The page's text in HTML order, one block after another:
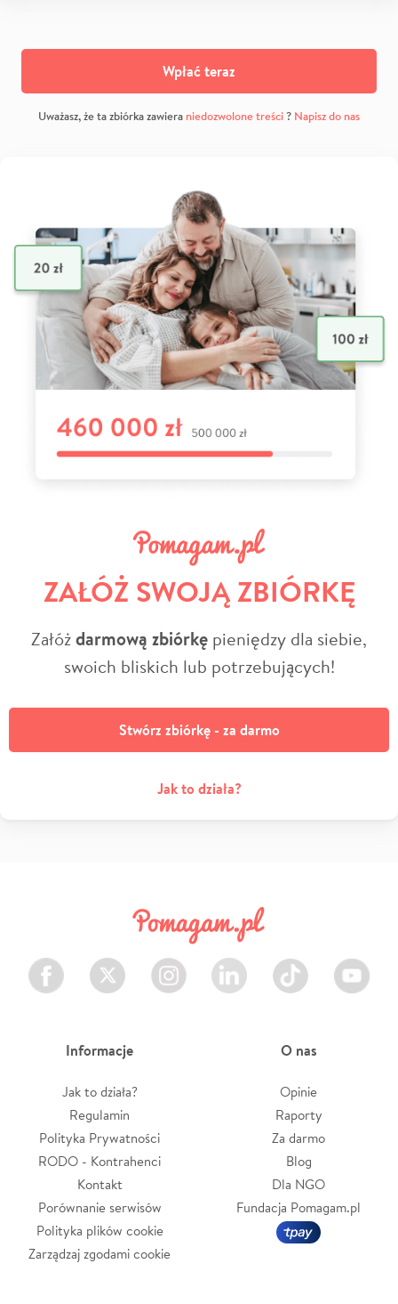
Wpłać teraz
Uważasz, że ta zbiórka zawiera niedozwolone treści? Napisz do nas
ZAŁÓŻ SWOJĄ ZBIÓRKĘ
Załóżdarmową zbiórkę pieniędzy dla siebie,
swoich bliskich lub potrzebujących!
Stwórz zbiórkę - za darmo
Jak to działa?
Facebook Twitter Instagram LinkedIn TikTok Youtube
Informacje
Jak to działa?
Regulamin
Polityka Prywatności
RODO - Kontrahenci
Kontakt
Porównanie serwisów
Polityka plików cookie
Zarządzaj zgodami cookie
O nas
Opinie
Raporty
Za darmo
Blog
Dla NGO
Fundacja Pomagam.pl